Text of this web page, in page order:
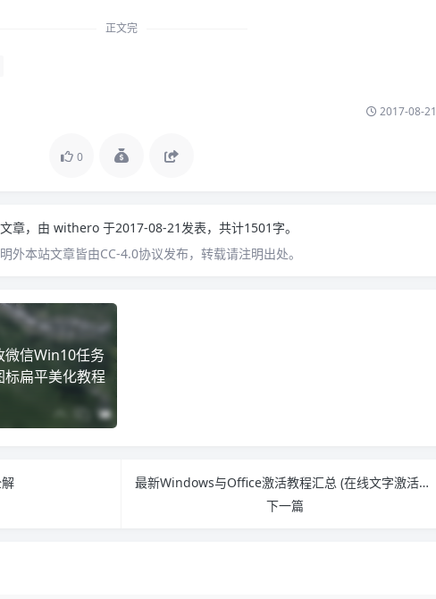
正文完
2017-08-21
0
章，由 withero 于2017-08-21发表，共计1501字。
外本站文章皆由CC-4.0协议发布，转载请注明出处。
微信Win10任务
标扁平美化教程
最新Windows与Office激活教程汇总 (在线文字激活VOL+电话自动激活Retail版) Office2016 在线激活Key
下一篇